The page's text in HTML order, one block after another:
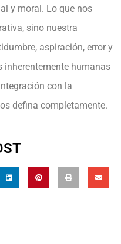
y moral. Lo que nos
sino nuestra
aspiración, error y
inherentemente humanas
con la
defina completamente.